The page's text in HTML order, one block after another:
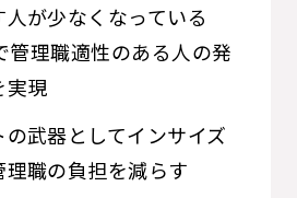
が少なくなっている
管理職適性のある人の発
実現
武器としてインサイズ
職の負担を減らす